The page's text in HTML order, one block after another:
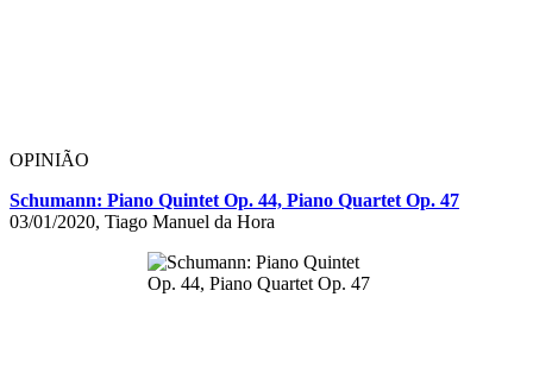
OPINIÃO
Schumann: Piano Quintet Op. 44, Piano Quartet Op. 47
03/01/2020, Tiago Manuel da Hora